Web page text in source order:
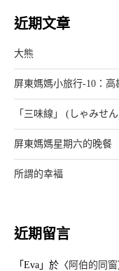
近期文章
大熊
屏東媽媽小旅行-10：
「三味線」 (しゃみせん
屏東媽媽星期六的晚餐
所謂的幸褔
近期留言
「 Eva 」於〈 阿伯的同窗